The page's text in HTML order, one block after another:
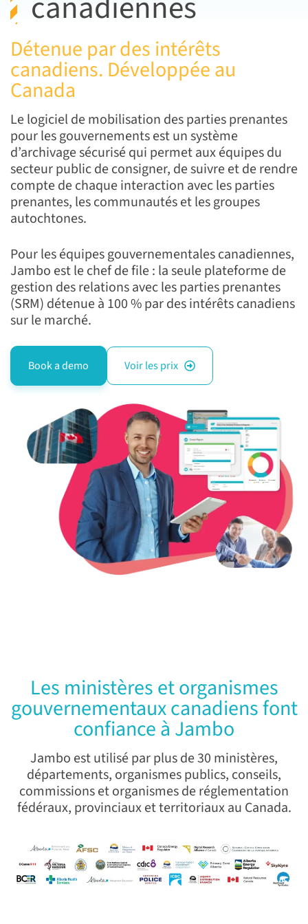
Détenue par des intérêts
canadiens. Développée au
Canada
Le logiciel de mobilisation des parties prenantes
pour les gouvernements est un système
d’archivage sécurisé qui permet aux équipes du
secteur public de consigner, de suivre et de rendre
compte de chaque interaction avec les parties
prenantes, les communautés et les groupes
autochtones.
Pour les équipes gouvernementales canadiennes,
Jambo est le chef de file : la seule plateforme de
gestion des relations avec les parties prenantes
(SRM) détenue à 100 % par des intérêts canadiens
sur le marché.
Book a demo Voir les prix
Les ministères et organismes
gouvernementaux canadiens font
confiance à Jambo
Jambo est utilisé par plus de 30 ministères,
départements, organismes publics, conseils,
commissions et organismes de réglementation
fédéraux, provinciaux et territoriaux au Canada.